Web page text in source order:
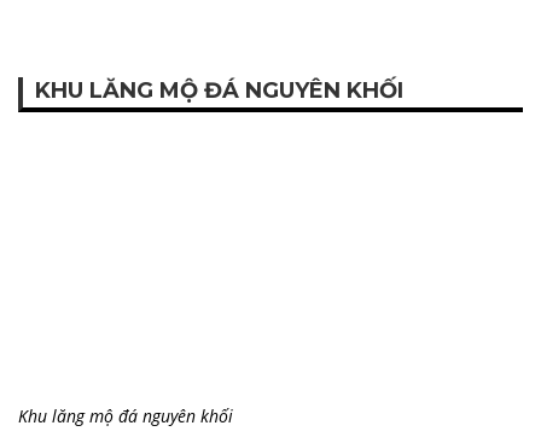
KHU LĂNG MỘ ĐÁ NGUYÊN KHỐI
Khu lăng mộ đá nguyên khối